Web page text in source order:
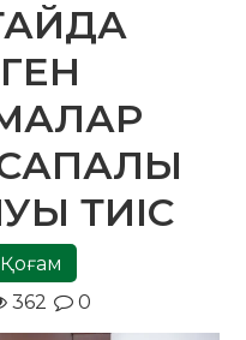
ТИІС
Қоғам
362 0